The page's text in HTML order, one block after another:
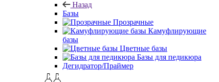
Назад
Базы
Прозрачные
Камуфлирующие
базы
Цветные базы
Базы для педикюра
Дегидратор/Праймер